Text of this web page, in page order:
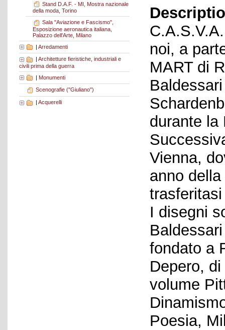
Stand D.A.F. - MI, Mostra nazionale
della moda, Torino
Sala "Aviazione e Fascismo",
Esposizione aeronautica italiana,
Palazzo dell'Arte, Milano
| Arredamenti
Architetture fieristiche, industriali e
civili prima della guerra
| Monumenti
Scenografie ("Giuliano")
| Acquerelli
noi, a
MART di
durante la
Vienna,
anno
I disegni
fondato a
Depero,
volume
Poesia,